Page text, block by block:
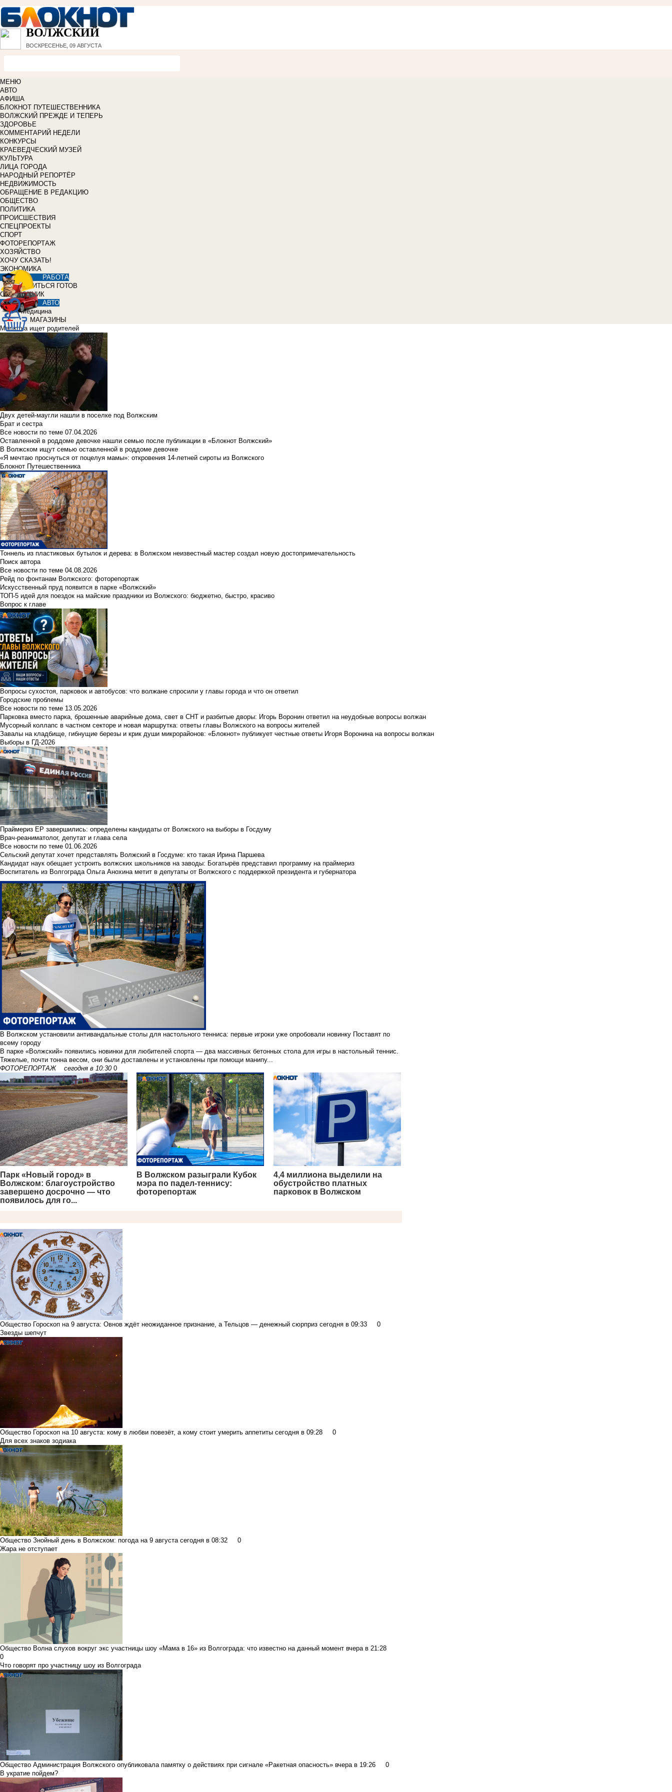
ВОЛЖСКИЙ
ВОСКРЕСЕНЬЕ, 09 АВГУСТА
МЕНЮ
АВТО
АФИША
БЛОКНОТ ПУТЕШЕСТВЕННИКА
ВОЛЖСКИЙ ПРЕЖДЕ И ТЕПЕРЬ
ЗДОРОВЬЕ
КОММЕНТАРИЙ НЕДЕЛИ
КОНКУРСЫ
КРАЕВЕДЧЕСКИЙ МУЗЕЙ
КУЛЬТУРА
ЛИЦА ГОРОДА
НАРОДНЫЙ РЕПОРТЁР
НЕДВИЖИМОСТЬ
ОБРАЩЕНИЕ В РЕДАКЦИЮ
ОБЩЕСТВО
ПОЛИТИКА
ПРОИСШЕСТВИЯ
СПЕЦПРОЕКТЫ
СПОРТ
ФОТОРЕПОРТАЖ
ХОЗЯЙСТВО
ХОЧУ СКАЗАТЬ!
ЭКОНОМИКА
РАБОТА
УЧИТЬСЯ ГОТОВ
СПРАВОЧНИК
АВТО
Медицина
МАГАЗИНЫ
Малютка ищет родителей
Двух детей-маугли нашли в поселке под Волжским
Брат и сестра
Все новости по теме 07.04.2026
Оставленной в роддоме девочке нашли семью после публикации в «Блокнот Волжский»
В Волжском ищут семью оставленной в роддоме девочке
«Я мечтаю проснуться от поцелуя мамы»: откровения 14-летней сироты из Волжского
Блокнот Путешественника
Тоннель из пластиковых бутылок и дерева: в Волжском неизвестный мастер создал новую достопримечательность
Поиск автора
Все новости по теме 04.08.2026
Рейд по фонтанам Волжского: фоторепортаж
Искусственный пруд появится в парке «Волжский»
ТОП-5 идей для поездок на майские праздники из Волжского: бюджетно, быстро, красиво
Вопрос к главе
Вопросы сухостоя, парковок и автобусов: что волжане спросили у главы города и что он ответил
Городские проблемы
Все новости по теме 13.05.2026
Парковка вместо парка, брошенные аварийные дома, свет в СНТ и разбитые дворы: Игорь Воронин ответил на неудобные вопросы волжан
Мусорный коллапс в частном секторе и новая маршрутка: ответы главы Волжского на вопросы жителей
Завалы на кладбище, гибнущие березы и крик души микрорайонов: «Блокнот» публикует честные ответы Игоря Воронина на вопросы волжан
Выборы в ГД-2026
Праймериз ЕР завершились: определены кандидаты от Волжского на выборы в Госдуму
Врач-реаниматолог, депутат и глава села
Все новости по теме 01.06.2026
Сельский депутат хочет представлять Волжский в Госдуме: кто такая Ирина Паршева
Кандидат наук обещает устроить волжских школьников на заводы: Богатырёв представил программу на праймериз
Воспитатель из Волгограда Ольга Анохина метит в депутаты от Волжского с поддержкой президента и губернатора
В Волжском установили антивандальные столы для настольного тенниса: первые игроки уже опробовали новинку Поставят по
всему городу
В парке «Волжский» появились новинки для любителей спорта — два массивных бетонных стола для игры в настольный теннис.
Тяжелые, почти тонна весом, они были доставлены и установлены при помощи манипу...
ФОТОРЕПОРТАЖ
сегодня в 10:30 0
Парк «Новый город» в
Волжском: благоустройство
завершено досрочно — что
появилось для го...
В Волжском разыграли Кубок
мэра по падел-теннису:
фоторепортаж
4,4 миллиона выделили на
обустройство платных
парковок в Волжском
Общество Гороскоп на 9 августа: Овнов ждёт неожиданное признание, а Тельцов — денежный сюрприз сегодня в 09:33
0
Звезды шепчут
Общество Гороскоп на 10 августа: кому в любви повезёт, а кому стоит умерить аппетиты сегодня в 09:28
0
Для всех знаков зодиака
Общество Знойный день в Волжском: погода на 9 августа сегодня в 08:32
0
Жара не отступает
Общество Волна слухов вокруг экс участницы шоу «Мама в 16» из Волгограда: что известно на данный момент вчера в 21:28
0
Что говорят про участницу шоу из Волгограда
Общество Администрация Волжского опубликовала памятку о действиях при сигнале «Ракетная опасность» вчера в 19:26
0
В укратие пойдем?